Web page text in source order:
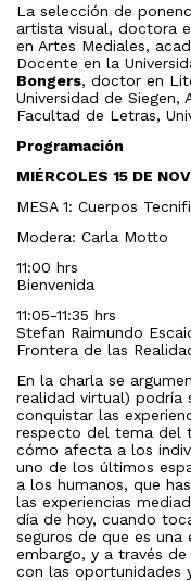
La selección de
artista visual, doctora
en Artes Mediales,
Docente en la
Bongers, doctor en
Universidad de Siegen,
Facultad de Letras,
Programación
MIÉRCOLES 15 DE
MESA 1: Cuerpos
Modera: Carla Motto
11:00 hrs
Bienvenida
11:05-11:35 hrs
Stefan Raimundo
Frontera de las
En la charla se
realidad virtual) podría
conquistar las
respecto del tema del
cómo afecta a los
uno de los últimos
a los humanos, que
las experiencias
día de hoy, cuando
seguros de que es una
embargo, y a través
con las oportunidades